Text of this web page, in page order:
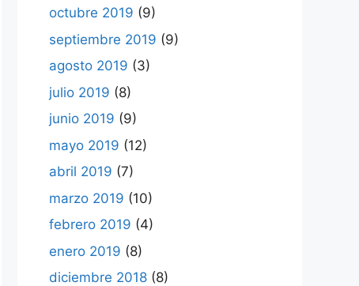
octubre 2019 (9)
septiembre 2019 (9)
agosto 2019 (3)
julio 2019 (8)
junio 2019 (9)
mayo 2019 (12)
abril 2019 (7)
marzo 2019 (10)
febrero 2019 (4)
enero 2019 (8)
diciembre 2018 (8)